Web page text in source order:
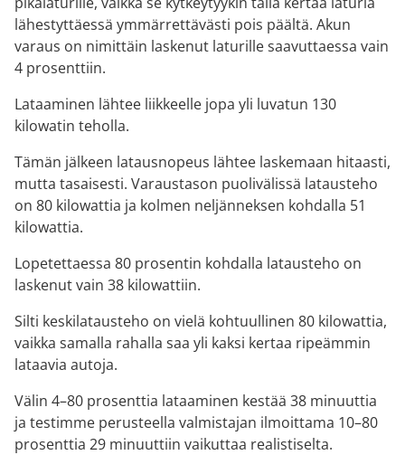
lähestyttäessä ymmärrettävästi pois päältä. Akun
varaus on nimittäin laskenut laturille saavuttaessa vain
4 prosenttiin.
Lataaminen lähtee liikkeelle jopa yli luvatun 130
kilowatin teholla.
Tämän jälkeen latausnopeus lähtee laskemaan hitaasti,
mutta tasaisesti. Varaustason puolivälissä latausteho
on 80 kilowattia ja kolmen neljänneksen kohdalla 51
kilowattia.
Lopetettaessa 80 prosentin kohdalla latausteho on
laskenut vain 38 kilowattiin.
Silti keskilatausteho on vielä kohtuullinen 80 kilowattia,
vaikka samalla rahalla saa yli kaksi kertaa ripeämmin
lataavia autoja.
Välin 4–80 prosenttia lataaminen kestää 38 minuuttia
ja testimme perusteella valmistajan ilmoittama 10–80
prosenttia 29 minuuttiin vaikuttaa realistiselta.